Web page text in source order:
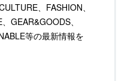
、FASHION、
GEAR&GOODS、
等の最新情報を